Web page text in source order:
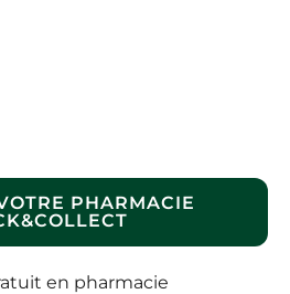
PHARMACIE
en pharmacie